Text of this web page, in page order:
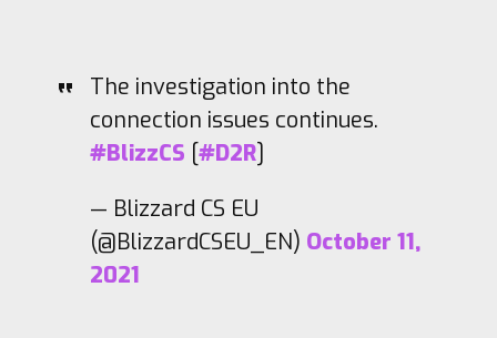
The investigation into the
connection issues continues.
#BlizzCS [#D2R]
— Blizzard CS EU
(@BlizzardCSEU_EN) October 11,
2021